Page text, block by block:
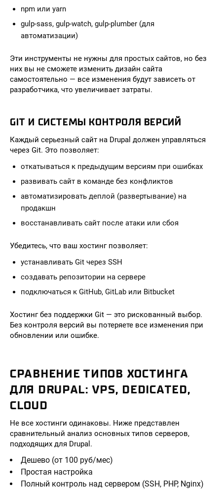
npm или yarn
gulp-sass, gulp-watch, gulp-plumber (для
автоматизации)
Эти инструменты не нужны для простых сайтов, но без
них вы не сможете изменить дизайн сайта
самостоятельно — все изменения будут зависеть от
разработчика, что увеличивает затраты.
GIT И СИСТЕМЫ КОНТРОЛЯ ВЕРСИЙ
Каждый серьезный сайт на Drupal должен управляться
через Git. Это позволяет:
откатываться к предыдущим версиям при ошибках
развивать сайт в команде без конфликтов
автоматизировать деплой (развертывание) на
продакшн
восстанавливать сайт после атаки или сбоя
Убедитесь, что ваш хостинг позволяет:
устанавливать Git через SSH
создавать репозитории на сервере
подключаться к GitHub, GitLab или Bitbucket
Хостинг без поддержки Git — это рискованный выбор.
Без контроля версий вы потеряете все изменения при
обновлении или ошибке.
СРАВНЕНИЕ ТИПОВ ХОСТИНГА
ДЛЯ DRUPAL: VPS, DEDICATED,
CLOUD
Не все хостинги одинаковы. Ниже представлен
сравнительный анализ основных типов серверов,
подходящих для Drupal.
Дешево (от 100 руб/мес)
Простая настройка
Полный контроль над сервером (SSH, PHP, Nginx)